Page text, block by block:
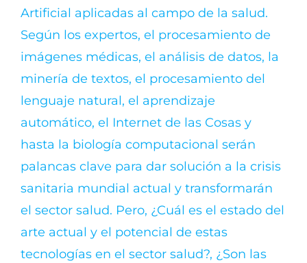
Artificial aplicadas al campo de la salud.
Según los expertos, el procesamiento de
imágenes médicas, el análisis de datos, la
minería de textos, el procesamiento del
lenguaje natural, el aprendizaje
automático, el Internet de las Cosas y
hasta la biología computacional serán
palancas clave para dar solución a la crisis
sanitaria mundial actual y transformarán
el sector salud. Pero, ¿Cuál es el estado del
arte actual y el potencial de estas
tecnologías en el sector salud?, ¿Son las